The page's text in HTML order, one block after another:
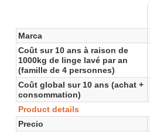
Marca
Coût sur 10 ans à raison de
1000kg de linge lavé par an
(famille de 4 personnes)
Coût global sur 10 ans (achat +
consommation)
Product details
Precio